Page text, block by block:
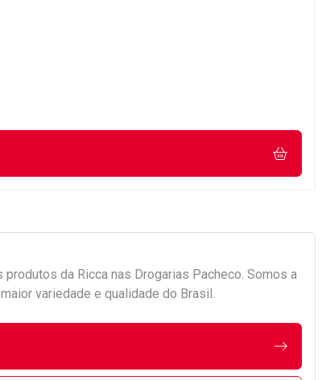
produtos da Ricca nas Drogarias Pacheco. Somos a
variedade e qualidade do Brasil.